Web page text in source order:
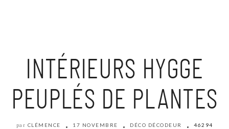
INTÉRIEURS HYGGE
PEUPLÉS DE PLANTES
par CLÉMENCE 17 NOVEMBRE DÉCO DÉCODEUR
46294